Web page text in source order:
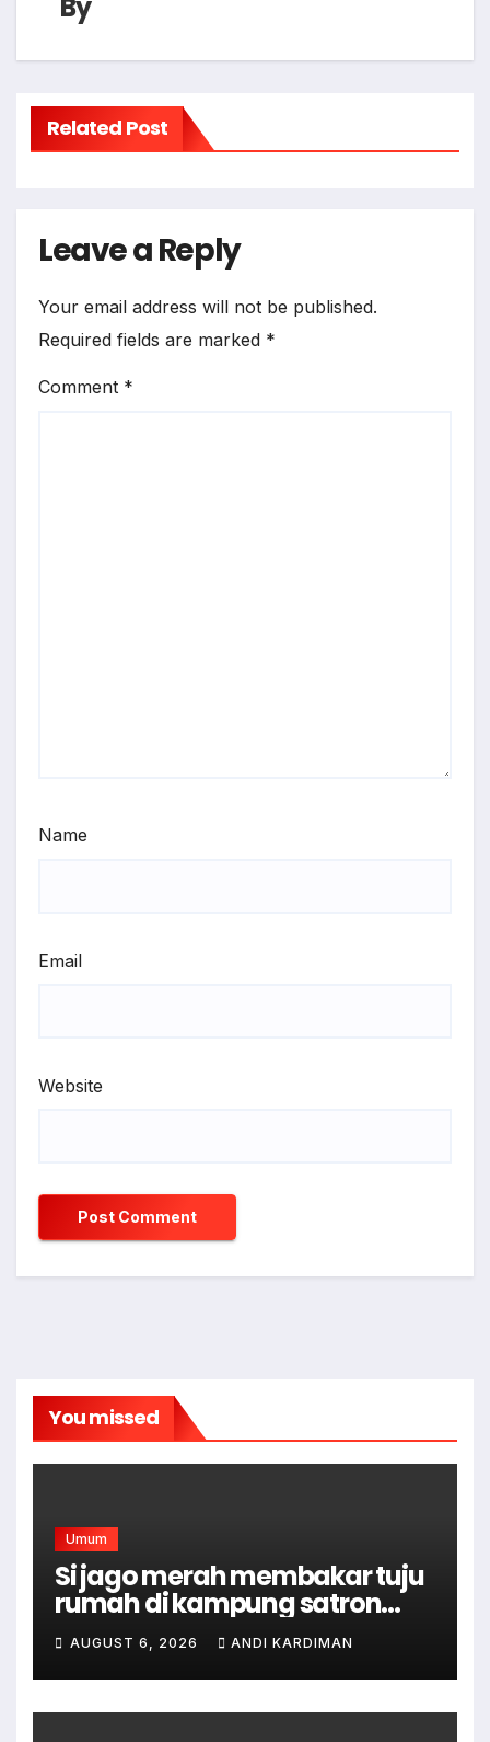
Related Post
Leave a Reply
Your email address will not be published.
Required fields are marked *
Comment *
Name
Email
Website
You missed
Umum
Si jago merah membakar tuju
rumah di kampung satron
sodonghilir .
AUGUST 6, 2026 ANDI KARDIMAN